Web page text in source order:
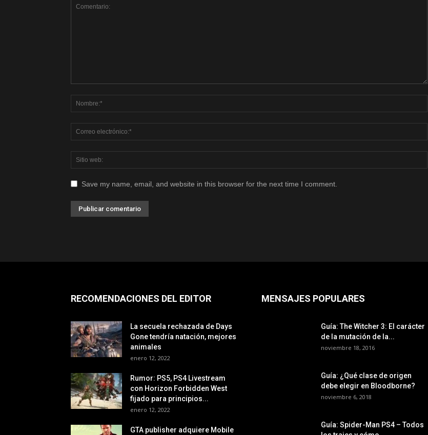
Save my name, email, and website in this browser for the next time I comment.
RECOMENDACIONES DEL EDITOR
La secuela rechazada de Days
Gone tendría natación, mejores
animales
enero 12, 2022
Rumor: PS5, PS4 Livestream
con Horizon Forbidden West
fijado para principios...
enero 12, 2022
GTA publisher adquiere Mobile
MENSAJES POPULARES
Guía: The Witcher 3: El carácter
de la mutación de la...
noviembre 18, 2016
Guía: ¿Qué clase de origen
debe elegir en Bloodborne?
noviembre 6, 2018
Guía: Spider-Man PS4 – Todos